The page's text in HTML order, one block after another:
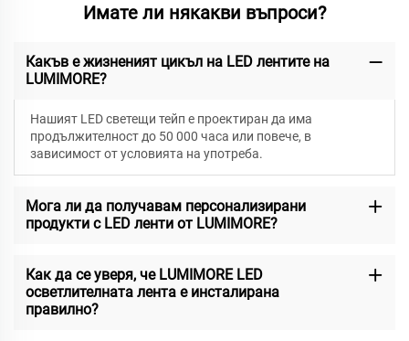
Имате ли някакви въпроси?
Какъв е жизненият цикъл на LED лентите на
LUMIMORE?
Нашият LED светещи тейп е проектиран да има
продължителност до 50 000 часа или повече, в
зависимост от условията на употреба.
Мога ли да получавам персонализирани
продукти с LED ленти от LUMIMORE?
Как да се уверя, че LUMIMORE LED
осветлителната лента е инсталирана
правилно?